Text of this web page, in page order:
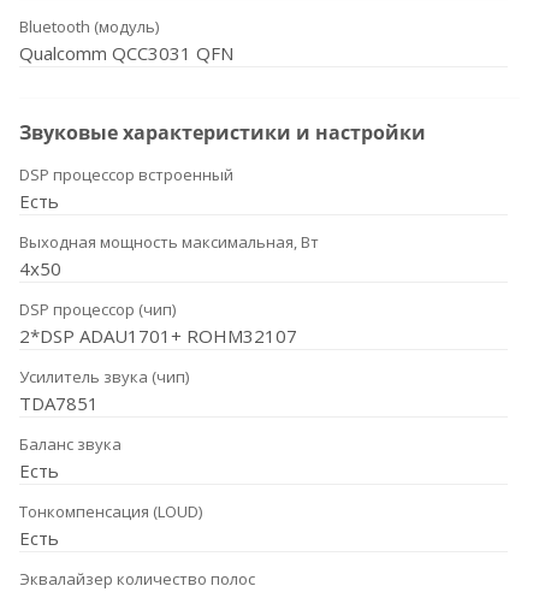
Bluetooth (модуль)
Qualcomm QCC3031 QFN
Звуковые характеристики и настройки
DSP процессор встроенный
Есть
Выходная мощность максимальная, Вт
4x50
DSP процессор (чип)
2*DSP ADAU1701+ ROHM32107
Усилитель звука (чип)
TDA7851
Баланс звука
Есть
Тонкомпенсация (LOUD)
Есть
Эквалайзер количество полос